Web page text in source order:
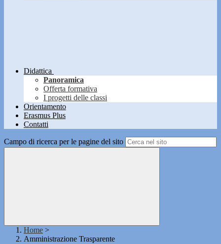
Didattica
Panoramica
Offerta formativa
I progetti delle classi
Orientamento
Erasmus Plus
Contatti
Campo di ricerca per le pagine del sito
Home >
Amministrazione Trasparente